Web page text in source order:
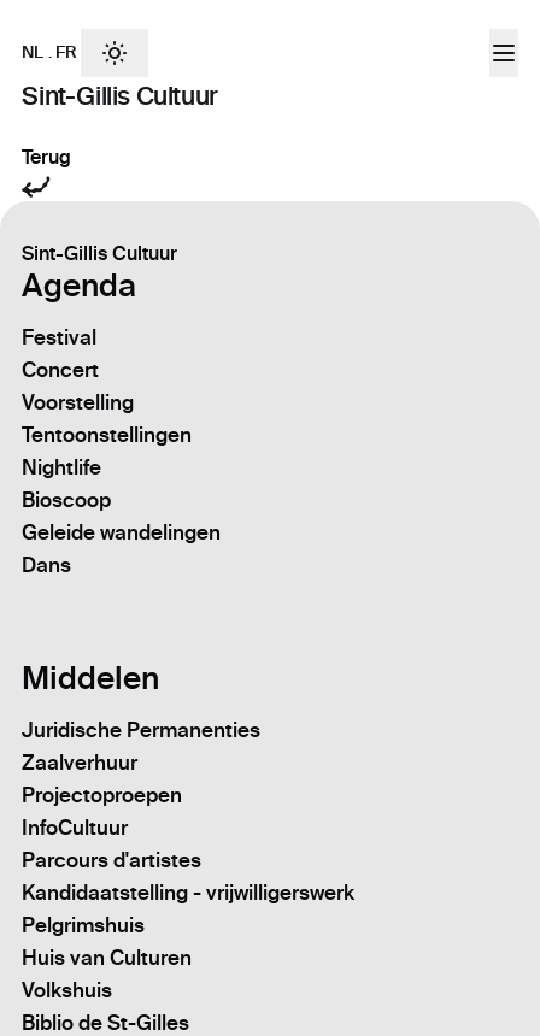
Sint-Gillis Cultuur
NL . FR
Terug
Sint-Gillis Cultuur
Agenda
Festival
Concert
Voorstelling
Tentoonstellingen
Nightlife
Bioscoop
Geleide wandelingen
Dans
Middelen
Juridische Permanenties
Zaalverhuur
Projectoproepen
InfoCultuur
Parcours d'artistes
Kandidaatstelling - vrijwilligerswerk
Pelgrimshuis
Huis van Culturen
Volkshuis
Biblio de St-Gilles